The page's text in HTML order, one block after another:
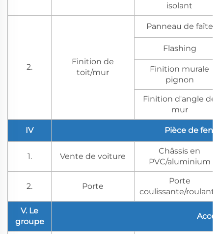
isolant
2.
Finition de
toit/mur
Panneau de faîte
Flashing
Finition murale
pignon
Finition d'angle de
mur
IV Pièce de
1. Vente de voiture
Châssis en
PVC/aluminium
2. Porte
Porte
coulissante/roulante
V. Le
groupe